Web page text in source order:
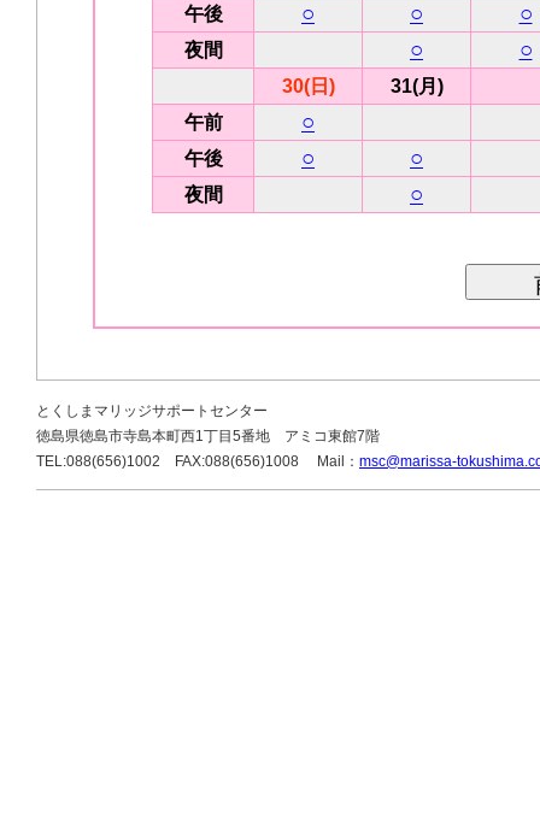
午後 ○ ○ ○
夜間 ○ ○
30(日)
31(月)
午前
○
午後 ○ ○
夜間 ○
とくしまマリッジサポートセンター
徳島県徳島市寺島本町西1丁目5番地 アミコ東館7階
TEL:088(656)1002 FAX:088(656)1008 Mail： msc@marissa-